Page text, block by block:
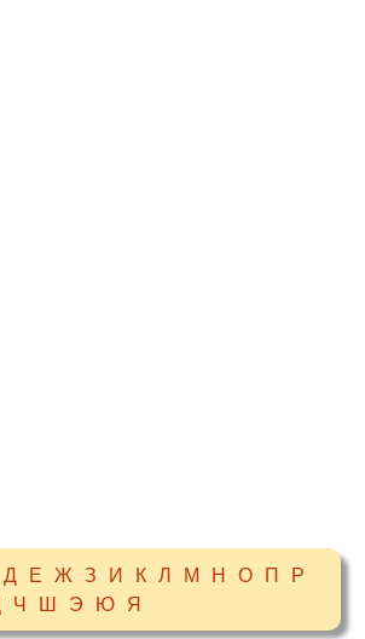
Д Е Ж З И К Л М Н О П Р
Ч Ш Э Ю Я